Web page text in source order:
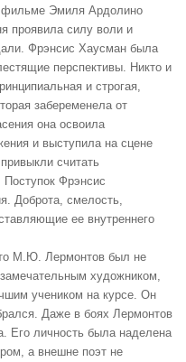
фильме Эмиля Ардолино
проявила силу воли и
Фрэнсис Хаусман была
перспективы. Никто и
и строгая,
забеременела от
она освоила
и выступила на сцене
считать
Фрэнсис
Доброта, смелость,
ее внутреннего
М.Ю. Лермонтов был не
художником,
учеником на курсе. Он
Даже в боях Лермонтов
Его личность была наделена
а внешне поэт не